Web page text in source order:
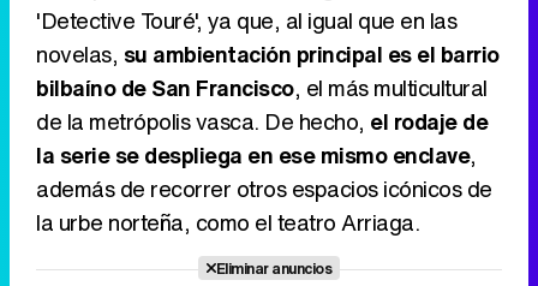
'Detective Touré', ya que, al igual que en las
novelas, su ambientación principal es el barrio
bilbaíno de San Francisco, el más multicultural
de la metrópolis vasca. De hecho, el rodaje de
la serie se despliega en ese mismo enclave,
además de recorrer otros espacios icónicos de
la urbe norteña, como el teatro Arriaga.
Eliminar anuncios